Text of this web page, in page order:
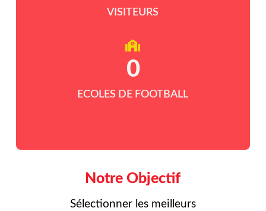
VISITEURS
ECOLES DE FOOTBALL
0
Notre Objectif
Sélectionner les meilleurs